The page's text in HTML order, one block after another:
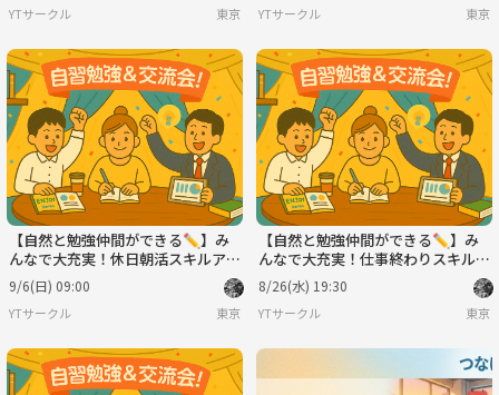
YTサークル 東京 YTサークル 東京
【自然と勉強仲間ができる✏️】み
んなで大充実！休日朝活スキルアッ
プ会！💻※IT関係者以外も大歓
迎！🔰
9/6(日) 09:00
YTサークル 東京
【自然と勉強仲間ができる✏️】み
んなで大充実！仕事終わりスキルア
ップ会！💻※IT関係者以外も大歓
迎！🔰
8/26(水) 19:30
YTサークル 東京